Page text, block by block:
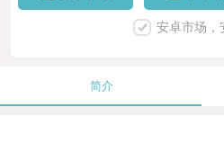
安卓市场，
简介